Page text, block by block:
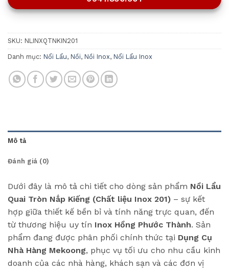
SKU: NLINXQTNKIN201
Danh mục: Nổi Lẩu, Nồi, Nồi Inox, Nổi Lẩu Inox
Mô tả
Đánh giá (0)
Dưới đây là mô tả chi tiết cho dòng sản phẩm Nồi Lẩu
Quai Tròn Nắp Kiếng (Chất liệu Inox 201) – sự kết
hợp giữa thiết kế bền bỉ và tính năng trực quan, đến
từ thương hiệu uy tín Inox Hồng Phước Thành. Sản
phẩm đang được phân phối chính thức tại Dụng Cụ
Nhà Hàng Mekoong, phục vụ tối ưu cho nhu cầu kinh
doanh của các nhà hàng, khách sạn và các đơn vị